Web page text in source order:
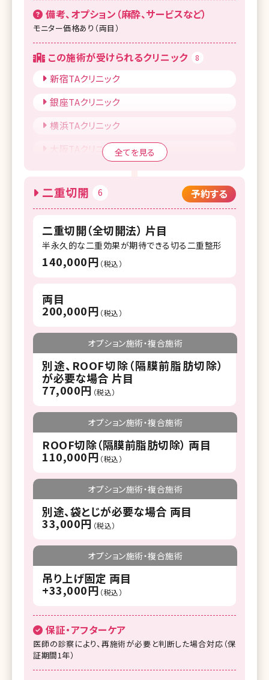
備考、オプション（麻酔、サービスなど）
モニター価格あり（両目）
この施術が受けられるクリニック 8
新宿TAクリニック
銀座TAクリニック
横浜TAクリニック
大阪TAクリニック
高崎TAクリニック
札幌TAクリニック
全てを見る
二重切開 6 予約する
二重切開（全切開法） 片目
半永久的な二重効果が期待できる切る二重整形
140,000円 （税込）
両目
200,000円 （税込）
オプション施術・複合施術
別途、ROOF切除（隔膜前脂肪切除）
が必要な場合 片目
77,000円 （税込）
オプション施術・複合施術
ROOF切除（隔膜前脂肪切除） 両目
110,000円 （税込）
オプション施術・複合施術
別途、袋とじが必要な場合 両目
33,000円 （税込）
オプション施術・複合施術
吊り上げ固定 両目
+33,000円 （税込）
保証・アフターケア
医師の診察により、再施術が必要と判断した場合対応（保
証期間1年）